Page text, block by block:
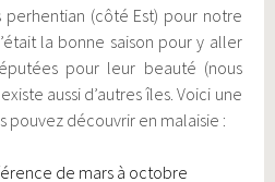
perhentian (côté Est) pour notre
la bonne saison pour y aller
pour leur beauté (nous
aussi d’autres îles. Voici une
pouvez découvrir en malaisie :
de mars à octobre